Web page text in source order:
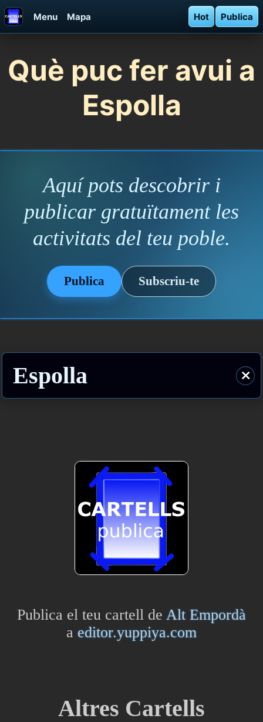
Menu Mapa Hot Publica
Què puc fer avui a
Espolla
Aquí pots descobrir i
publicar gratuïtament les
activitats del teu poble.
Publica Subscriu-te
Espolla ⨯
Publica el teu cartell de Alt Empordà
aeditor.yuppiya.com
Altres Cartells